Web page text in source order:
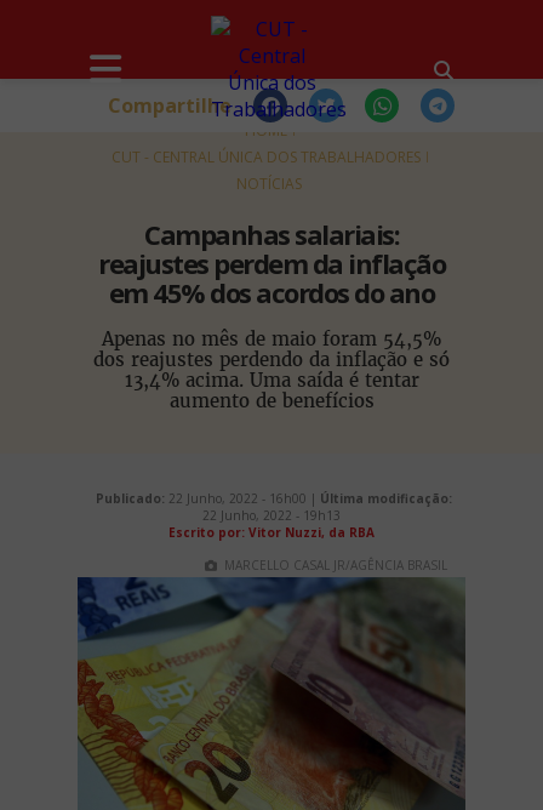
HOME
CUT - CENTRAL ÚNICA DOS TRABALHADORES
NOTÍCIAS
Campanhas salariais:
reajustes perdem da inflação
em 45% dos acordos do ano
Apenas no mês de maio foram 54,5%
dos reajustes perdendo da inflação e só
13,4% acima. Uma saída é tentar
aumento de benefícios
Compartilhe
Publicado: 22 Junho, 2022 - 16h00 | Última modificação:
22 Junho, 2022 - 19h13
Escrito por: Vitor Nuzzi, da RBA
MARCELLO CASAL JR/AGÊNCIA BRASIL